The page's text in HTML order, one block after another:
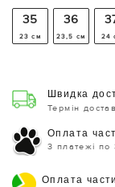
35
23 см
36
23,5 см 24
Швидка
Термін
Оплата
3 платежі по
Оплата